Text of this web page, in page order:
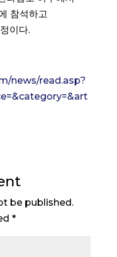
참석하고
이다.
news/read.asp?
be published.
*